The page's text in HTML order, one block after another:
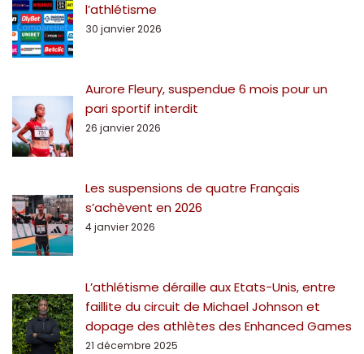
l’athlétisme
30 janvier 2026
Aurore Fleury, suspendue 6 mois pour un
pari sportif interdit
26 janvier 2026
Les suspensions de quatre Français
s’achèvent en 2026
4 janvier 2026
L’athlétisme déraille aux Etats-Unis, entre
faillite du circuit de Michael Johnson et
dopage des athlètes des Enhanced Games
21 décembre 2025